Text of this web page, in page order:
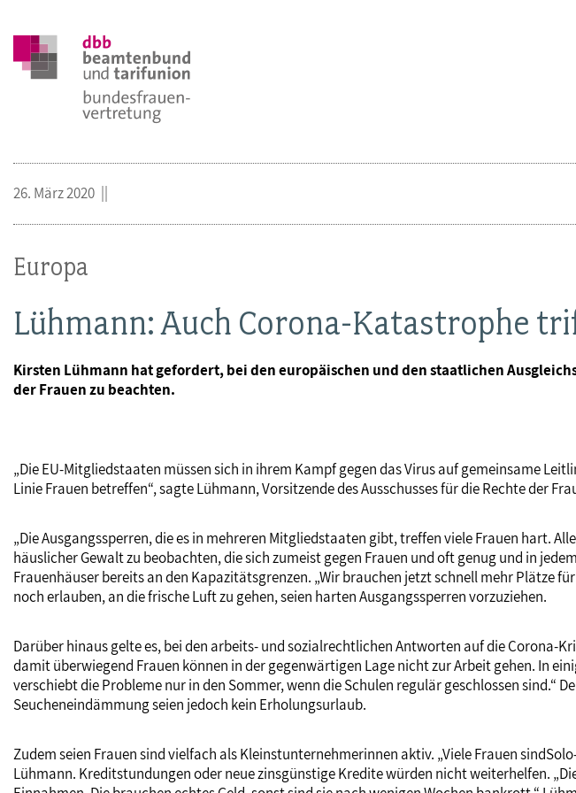
Europa
Lühmann: Auch Corona-Katastrophe
Kirsten Lühmann hat gefordert, bei den europäischen und den staatlichen
der Frauen zu beachten.
26. März 2020
„Die EU-Mitgliedstaaten müssen sich in ihrem Kampf gegen das Virus auf gemeinsame
Linie Frauen betreffen“, sagte Lühmann, Vorsitzende des Ausschusses für die Rechte der
„Die Ausgangssperren, die es in mehreren Mitgliedstaaten gibt, treffen viele Frauen hart.
häuslicher Gewalt zu beobachten, die sich zumeist gegen Frauen und oft genug und in
Frauenhäuser bereits an den Kapazitätsgrenzen. „Wir brauchen jetzt schnell mehr Plätze
noch erlauben, an die frische Luft zu gehen, seien harten Ausgangssperren vorzuziehen.
Darüber hinaus gelte es, bei den arbeits- und sozialrechtlichen Antworten auf die Corona-
damit überwiegend Frauen können in der gegenwärtigen Lage nicht zur Arbeit gehen. In
verschiebt die Probleme nur in den Sommer, wenn die Schulen regulär geschlossen
Seucheneindämmung seien jedoch kein Erholungsurlaub.
Zudem seien Frauen sind vielfach als Kleinstunternehmerinnen aktiv. „Viele Frauen
Lühmann. Kreditstundungen oder neue zinsgünstige Kredite würden nicht weiterhelfen.